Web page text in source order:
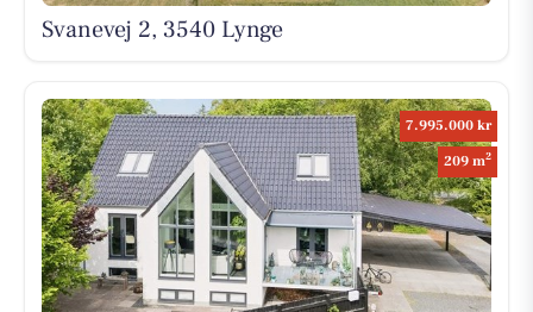
Svanevej 2, 3540 Lynge
7.995.000 kr
209 m2